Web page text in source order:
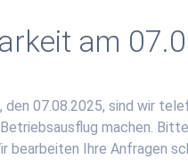
am
den 07.08.2025, sind wir
machen.
bearbeiten Ihre Anfragen